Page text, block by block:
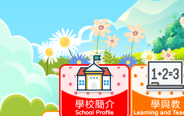
學校簡介
School Profile
學與教
Learning and